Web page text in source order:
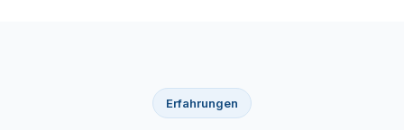
Erfahrungen